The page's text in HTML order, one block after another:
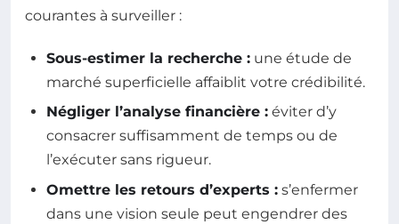
courantes à surveiller :
Sous-estimer la recherche : une étude de
marché superficielle affaiblit votre crédibilité.
Négliger l’analyse financière : éviter d’y
consacrer suffisamment de temps ou de
l’exécuter sans rigueur.
Omettre les retours d’experts : s’enfermer
dans une vision seule peut engendrer des